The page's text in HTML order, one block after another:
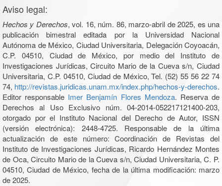
Aviso legal:
Hechos y Derechos, vol. 16, núm. 86, marzo-abril de 2025, es una
publicación bimestral editada por la Universidad Nacional
Autónoma de México, Ciudad Universitaria, Delegación Coyoacán,
C.P. 04510, Ciudad de México, por medio del Instituto de
Investigaciones Jurídicas, Circuito Mario de la Cueva s/n, Ciudad
Universitaria, C.P. 04510, Ciudad de México, Tel. (52) 55 56 22 74
74, http://revistas.juridicas.unam.mx/index.php/hechos-y-derechos.
Editor responsable Imer Benjamín Flores Mendoza. Reserva de
Derechos al Uso Exclusivo núm. 04-2014-052217121400-203,
otorgado por el Instituto Nacional del Derecho de Autor, ISSN
(versión electrónica): 2448-4725. Responsable de la última
actualización de este número: Coordinación de Revistas del
Instituto de Investigaciones Jurídicas, Ricardo Hernández Montes
de Oca, Circuito Mario de la Cueva s/n, Ciudad Universitaria, C. P.
04510, Ciudad de México, fecha de la última modificación: marzo
de 2025.